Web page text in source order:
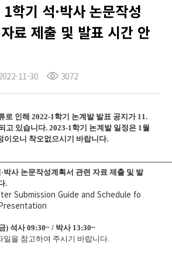
학기 석·박사 논문작성
료 제출 및 발표 시간 안
11-30 3072
인해 2022-1학기 논계발 발표 공지가 11.
고 있습니다. 2023-1학기 논계발 일정은 1월
이오니 착오없으시기 바랍니다.
·박사 논문작성계획서관련 자료 제출 및 발
.
Submission Guide and Schedulefo
) 석사 09:30~ / 박사 13:30~
일을 참고하여 주시기 바랍니다.